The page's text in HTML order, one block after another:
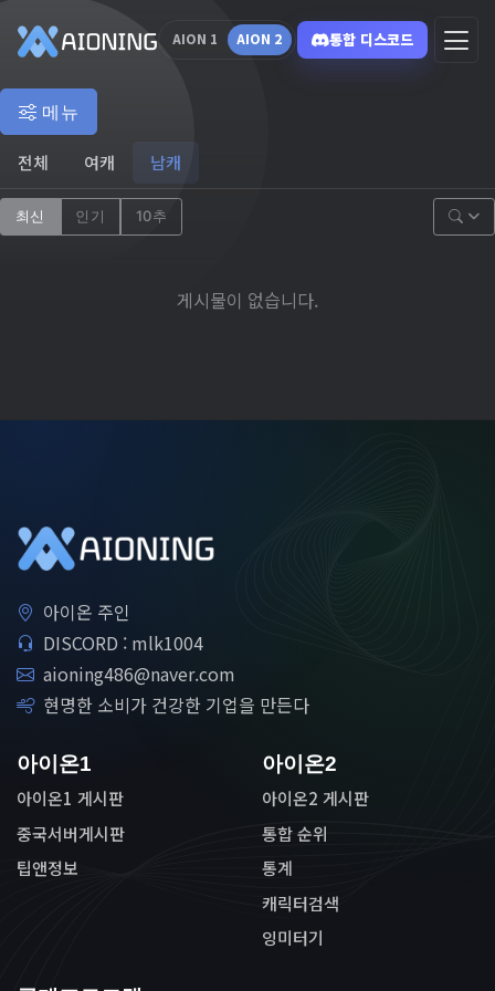
AION 1 AION 2 통합 디스코드
메뉴
전체 여캐 남캐
최신 인기 10추
게시물이 없습니다.
아이온 주인
DISCORD : mlk1004
aioning486@naver.com
현명한 소비가 건강한 기업을 만든다
아이온1
아이온1 게시판
중국서버게시판
팁앤정보
아이온2
아이온2 게시판
통합 순위
통계
캐릭터검색
잉미터기